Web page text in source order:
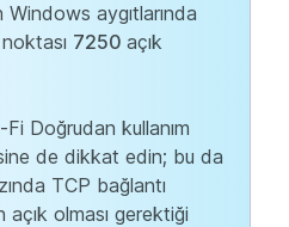
aygıtlarında
7250 açık
Doğrudan kullanım
de dikkat edin; bu da
TCP bağlantı
açık olması gerektiği